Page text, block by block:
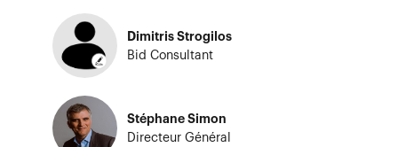
Dimitris Strogilos
Bid Consultant
Stéphane Simon
Directeur Général